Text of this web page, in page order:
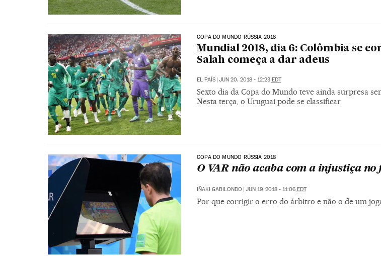
COPA DO MUNDO RÚSSIA 2018
Mundial 2018, dia 6: Colômbia se
Salah começa a dar adeus
EL PAÍS JUN 20, 2018 - 12:23 EDT
Sexto dia da Copa do Mundo teve ainda surpresa
Nesta terça, o Uruguai pode se classificar
COPA DO MUNDO RÚSSIA 2018
O VAR não acaba com a injustiça no
IÑAKI GABILONDO | JUN 19, 2018 - 11:06 EDT
Por que corrigir o erro do árbitro e não o de um